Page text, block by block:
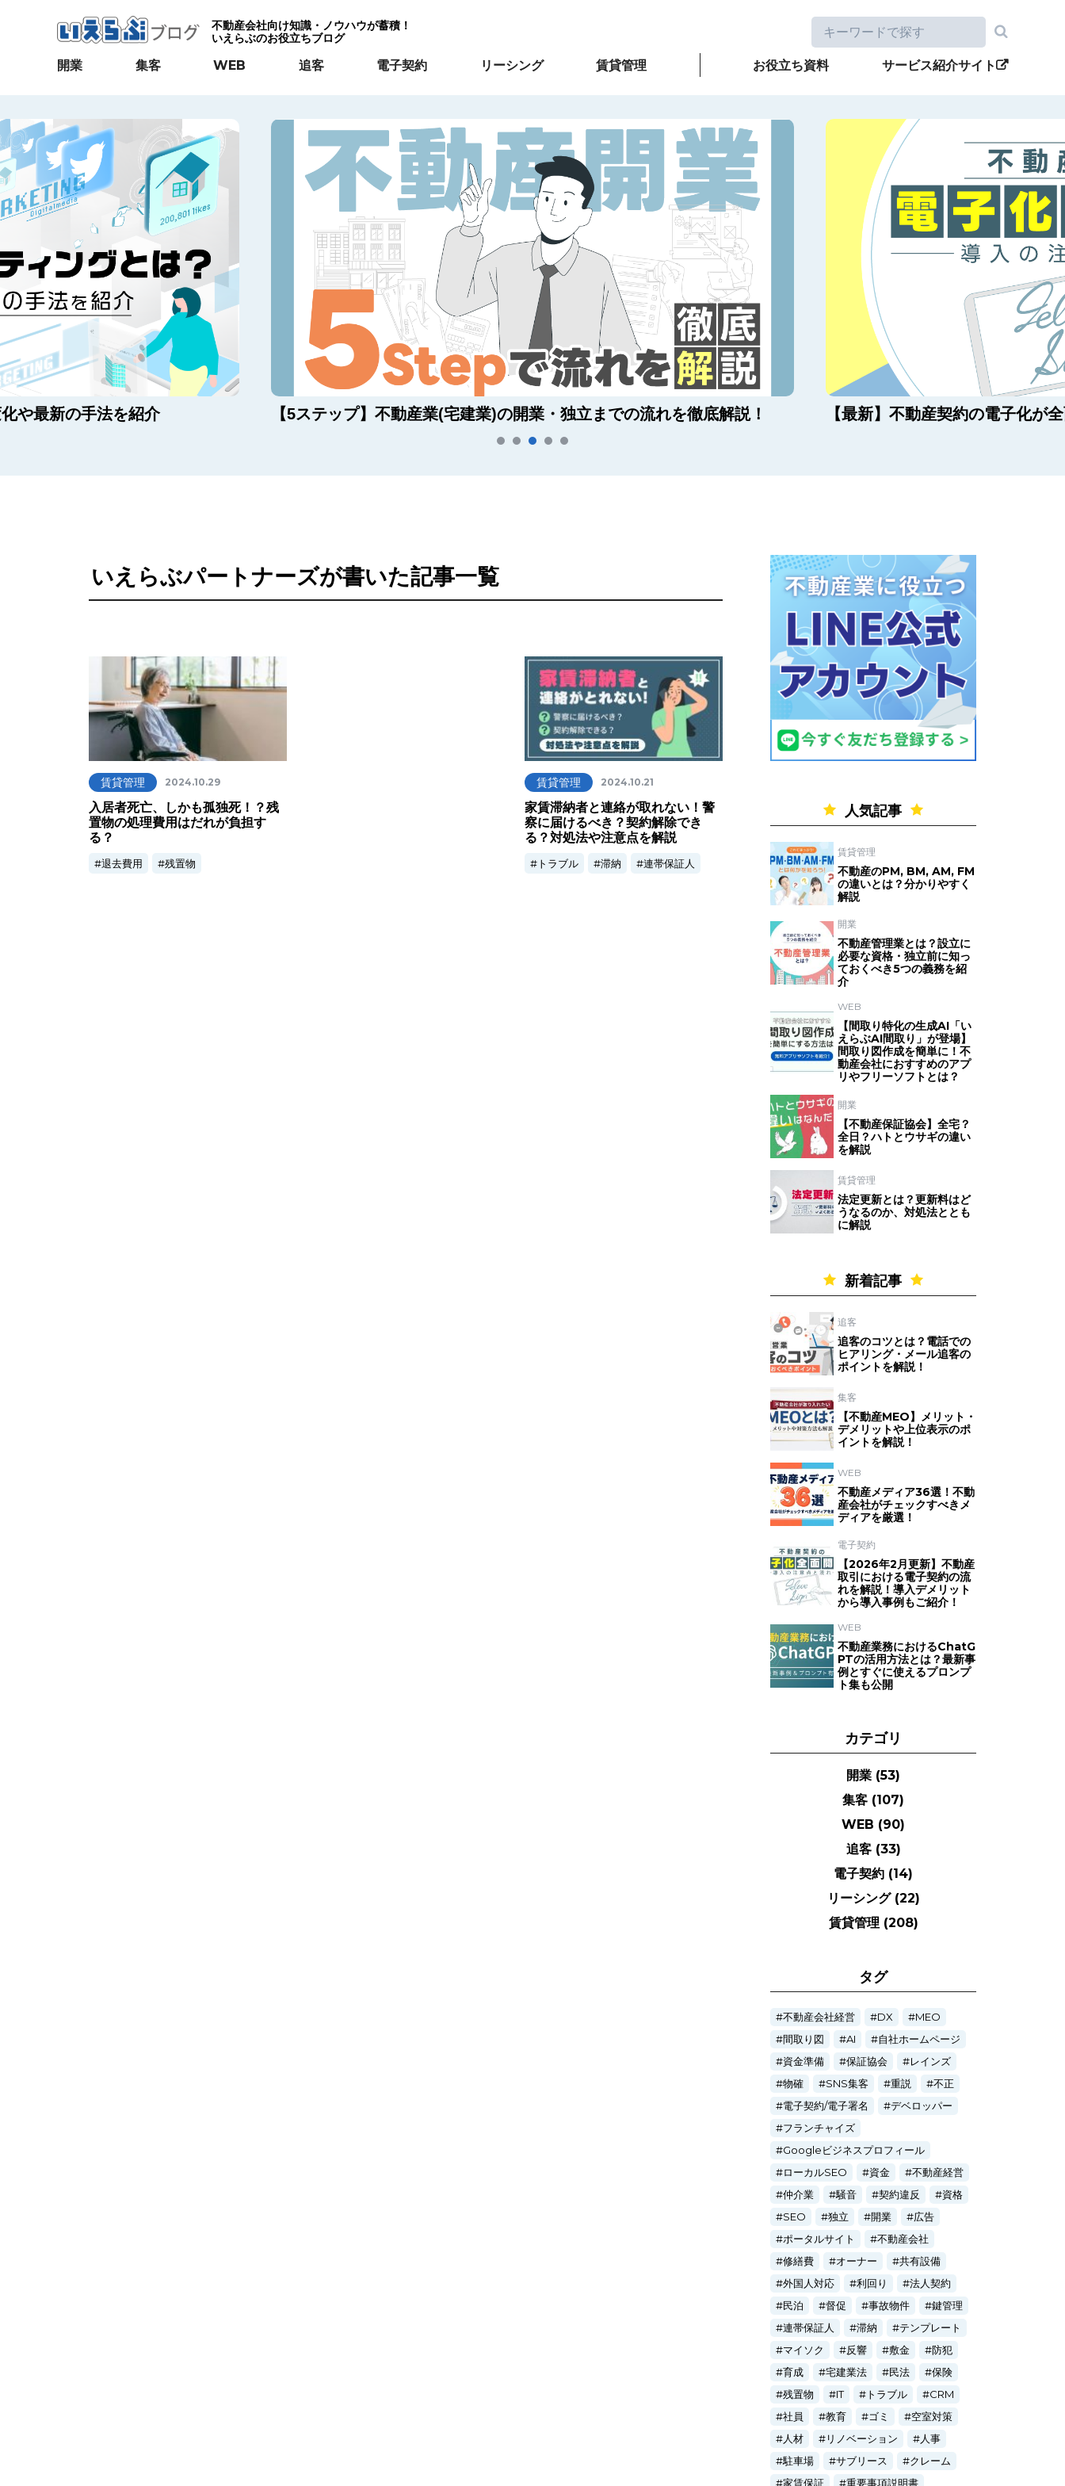
不動産会社向け知識・ノウハウが蓄積！
いえらぶのお役立ちブログ
開業 集客 WEB 追客 電子契約 リーシング 賃貸管理 お役立ち資料 サービス紹介サイト
や最新の手法を紹介 【5ステップ】不動産業(宅建業)の開業・独立までの流れを徹底解説！ 【最新】不動産契約の電子化が
いえらぶパートナーズが書いた記事一覧
賃貸管理 2024.10.29
入居者死亡、しかも孤独死！？残
置物の処理費用はだれが負担す
る？
退去費用 残置物
賃貸管理 2024.10.21
家賃滞納者と連絡が取れない！警
察に届けるべき？契約解除でき
る？対処法や注意点を解説
トラブル 滞納 連帯保証人
人気記事
賃貸管理
不動産のPM, BM, AM, FM
の違いとは？分かりやすく
解説
開業
不動産管理業とは？設立に
必要な資格・独立前に知っ
ておくべき5つの義務を紹
介
WEB
【間取り特化の生成AI「い
えらぶAI間取り」が登場】
間取り図作成を簡単に！不
動産会社におすすめのアプ
リやフリーソフトとは？
開業
【不動産保証協会】全宅？
全日？ハトとウサギの違い
を解説
賃貸管理
法定更新とは？更新料はど
うなるのか、対処法ととも
に解説
新着記事
追客
追客のコツとは？電話での
ヒアリング・メール追客の
ポイントを解説！
集客
【不動産MEO】メリット・
デメリットや上位表示のポ
イントを解説！
WEB
不動産メディア36選！不動
産会社がチェックすべきメ
ディアを厳選！
電子契約
【2026年2月更新】不動産
取引における電子契約の流
れを解説！導入デメリット
から導入事例もご紹介！
WEB
不動産業務におけるChatG
PTの活用方法とは？最新事
例とすぐに使えるプロンプ
ト集も公開
カテゴリ
開業 (53)
集客 (107)
WEB (90)
追客 (33)
電子契約 (14)
リーシング (22)
賃貸管理 (208)
タグ
不動産会社経営 DX
MEO
間取り図
AI
自社ホームページ
資金準備
保証協会
レインズ
物確
SNS集客 重説
不正
電子契約/電子署名
デベロッパー
フランチャイズ
Googleビジネスプロフィール
ローカルSEO
資金
不動産経営
仲介業
騒音 契約違反
資格
SEO
独立 開業
広告
ポータルサイト
不動産会社
修繕費
オーナー
共有設備
外国人対応
利回り
法人契約
民泊
督促 事故物件
鍵管理
連帯保証人
滞納
テンプレート
マイソク
反響 敷金
防犯
育成
宅建業法 民法
保険
残置物
IT トラブル
CRM
社員
教育 ゴミ
空室対策
人材
リノベーション
人事
駐車場
サブリース
クレーム
家賃保証
重要事項説明書